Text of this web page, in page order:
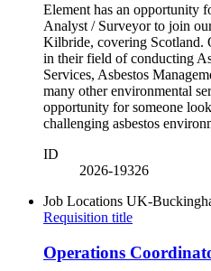
Element has an opportunity
Analyst / Surveyor to join
Kilbride, covering Scotland.
in their field of conducting
Services, Asbestos
many other environmental
opportunity for someone
challenging asbestos
ID
2026-19326
Job Locations UK-
Requisition title
Operations